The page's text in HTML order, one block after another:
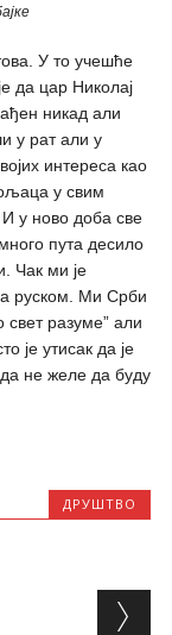
У то учешће
да цар Николај
никад али
у рат али у
интереса као
у свим
И у ново доба све
пута десило
Чак ми је
руском. Ми Срби
разуме” али
је утисак да је
не желе да буду
ДРУШТВО